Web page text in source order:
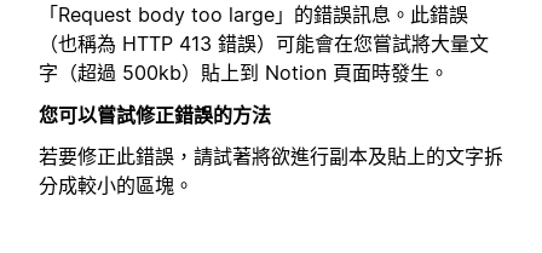
「Request body too large」的錯誤訊息。此錯誤
（也稱為 HTTP 413 錯誤）可能會在您嘗試將大量文
字（超過 500kb）貼上到 Notion 頁面時發生。
您可以嘗試修正錯誤的方法
若要修正此錯誤，請試著將欲進行副本及貼上的文字拆
分成較小的區塊。